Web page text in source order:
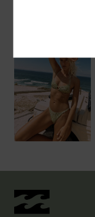
ZULETZT